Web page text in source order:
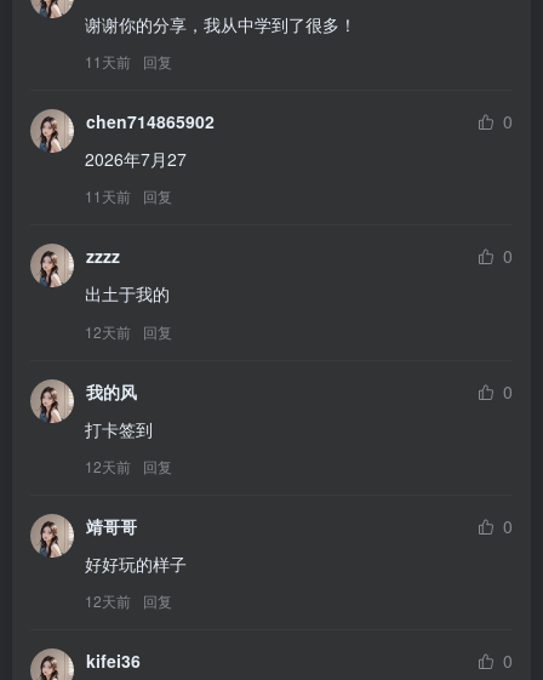
谢谢你的分享，我从中学到了很多！
11天前 回复
chen714865902
0
2026年7月27
11天前 回复
zzzz
0
出土于我的
12天前 回复
我的风
0
打卡签到
12天前 回复
靖哥哥
0
好好玩的样子
12天前 回复
kifei36
0